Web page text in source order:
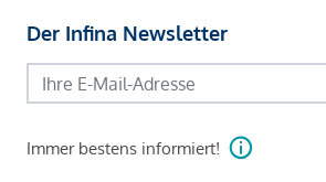
Der Infina Newsletter
Immer bestens informiert!